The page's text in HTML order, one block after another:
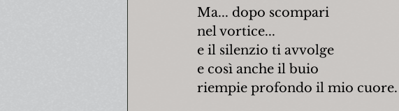
Ma... dopo scompari
nel vortice...
e il silenzio ti avvolge
e così anche il buio
riempie profondo il mio cuore.